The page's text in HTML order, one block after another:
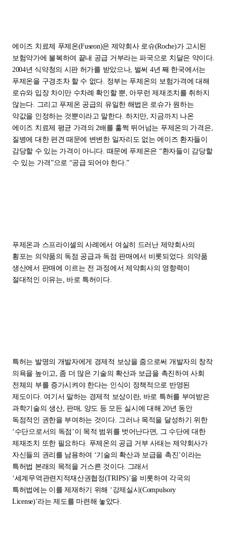
에이즈 치료제 푸제온(Fuseon)은 제약회사 로슈(Roche)가 고시된
보험약가에 불복하여 끝내 공급 거부라는 파국으로 치달은 약이다.
2004년 식약청의 시판 허가를 받았으나, 벌써 4년 째 한국에서는
푸제온을 구경조차 할 수 없다. 정부는 푸제온의 보험가격에 대해
로슈와 입장 차이만 수차례 확인할 뿐, 아무런 제재조치를 취하지
않는다. 그리고 푸제온 공급의 유일한 해법은 로슈가 원하는
약값을 인정하는 것뿐이라고 말한다. 하지만, 지금까지 나온
에이즈 치료제 평균 가격의 2배를 훌쩍 뛰어넘는 푸제온의 가격은,
질병에 대한 편견 때문에 변변한 일자리도 없는 에이즈 환자들이
감당할 수 있는 가격이 아니다. 때문에 푸제온은 “환자들이 감당할
수 있는 가격”으로 “공급 되어야 한다.”
푸제온과 스프라이셀의 사례에서 여실히 드러난 제약회사의
횡포는 의약품의 독점 공급과 독점 판매에서 비롯되었다. 의약품
생산에서 판매에 이르는 전 과정에서 제약회사의 영향력이
절대적인 이유는, 바로 특허이다.
특허는 발명의 개발자에게 경제적 보상을 줌으로써 개발자의 창작
의욕을 높이고, 좀 더 많은 기술의 확산과 보급을 촉진하여 사회
전체의 부를 증가시켜야 한다는 인식이 정책적으로 반영된
제도이다. 여기서 말하는 경제적 보상이란, 바로 특허를 부여받은
과학기술의 생산, 판매, 양도 등 모든 실시에 대해 20년 동안
독점적인 권한을 부여하는 것이다. 그러나 목적을 달성하기 위한
‘수단으로서의 독점’이 목적 범위를 벗어난다면, 그 수단에 대한
제재조치 또한 필요하다. 푸제온의 공급 거부 사태는 제약회사가
자신들의 권리를 남용하여 ‘기술의 확산과 보급을 촉진’이라는
특허법 본래의 목적을 거스른 것이다. 그래서
‘세계무역관련지적재산권협정(TRIPS)’을 비롯하여 각국의
특허법에는 이를 제재하기 위해 ‘강제실시(Compulsory
License)’라는 제도를 마련해 놓았다.